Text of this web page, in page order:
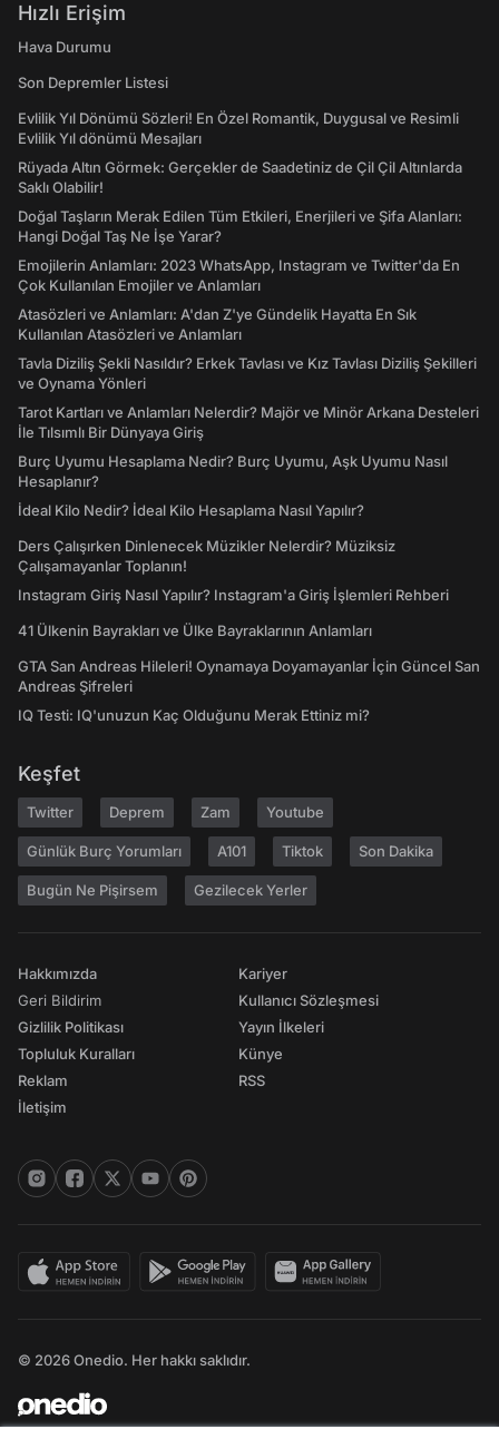
Hızlı Erişim
Hava Durumu
Son Depremler Listesi
Evlilik Yıl Dönümü Sözleri! En Özel Romantik, Duygusal ve Resimli
Evlilik Yıl dönümü Mesajları
Rüyada Altın Görmek: Gerçekler de Saadetiniz de Çil Çil Altınlarda
Saklı Olabilir!
Doğal Taşların Merak Edilen Tüm Etkileri, Enerjileri ve Şifa Alanları:
Hangi Doğal Taş Ne İşe Yarar?
Emojilerin Anlamları: 2023 WhatsApp, Instagram ve Twitter'da En
Çok Kullanılan Emojiler ve Anlamları
Atasözleri ve Anlamları: A'dan Z'ye Gündelik Hayatta En Sık
Kullanılan Atasözleri ve Anlamları
Tavla Diziliş Şekli Nasıldır? Erkek Tavlası ve Kız Tavlası Diziliş Şekilleri
ve Oynama Yönleri
Tarot Kartları ve Anlamları Nelerdir? Majör ve Minör Arkana Desteleri
İle Tılsımlı Bir Dünyaya Giriş
Burç Uyumu Hesaplama Nedir? Burç Uyumu, Aşk Uyumu Nasıl
Hesaplanır?
İdeal Kilo Nedir? İdeal Kilo Hesaplama Nasıl Yapılır?
Ders Çalışırken Dinlenecek Müzikler Nelerdir? Müziksiz
Çalışamayanlar Toplanın!
Instagram Giriş Nasıl Yapılır? Instagram'a Giriş İşlemleri Rehberi
41 Ülkenin Bayrakları ve Ülke Bayraklarının Anlamları
GTA San Andreas Hileleri! Oynamaya Doyamayanlar İçin Güncel San
Andreas Şifreleri
IQ Testi: IQ'unuzun Kaç Olduğunu Merak Ettiniz mi?
Keşfet
Twitter Deprem Zam Youtube
Günlük Burç Yorumları A101 Tiktok Son Dakika
Bugün Ne Pişirsem Gezilecek Yerler
Hakkımızda
Geri Bildirim
Gizlilik Politikası
Topluluk Kuralları
Reklam
İletişim
Kariyer
Kullanıcı Sözleşmesi
Yayın İlkeleri
Künye
RSS
© 2026 Onedio. Her hakkı saklıdır.